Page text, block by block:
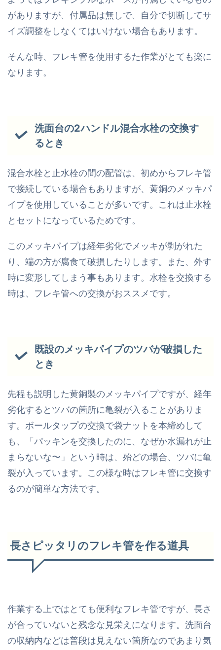
がありますが、付属品は無しで、自分で切断してサ
イズ調整をしなくてはいけない場合もあります。
そんな時、フレキ管を使用するた作業がとても楽に
なります。
洗面台の2ハンドル混合水栓の交換す
るとき
混合水栓と止水栓の間の配管は、初めからフレキ管
で接続している場合もありますが、黄銅のメッキパ
イプを使用していることが多いです。これは止水栓
とセットになっているためです。
このメッキパイプは経年劣化でメッキが剥がれた
り、端の方が腐食て破損したりします。また、外す
時に変形してしまう事もあります。水栓を交換する
時は、フレキ管への交換がおススメです。
既設のメッキパイプのツバが破損した
とき
先程も説明した黄銅製のメッキパイプですが、経年
劣化するとツバの箇所に亀裂が入ることがありま
す。ボールタップの交換で袋ナットを本締めして
も、「パッキンを交換したのに、なぜか水漏れが止
まらないな〜」という時は、殆どの場合、ツバに亀
裂が入っています。この様な時はフレキ管に交換す
るのが簡単な方法です。
長さピッタリのフレキ管を作る道具
作業する上ではとても便利なフレキ管ですが、長さ
が合っていないと残念な見栄えになります。洗面台
の収納内などは普段は見えない箇所なのであまり気